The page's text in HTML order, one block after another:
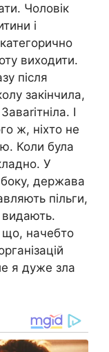
Чоловік
і
виходити.
після
закінчила,
І
ж, ніхто не
Коли була
У
держава
пільги,
видають.
що, начебто
я дуже зла